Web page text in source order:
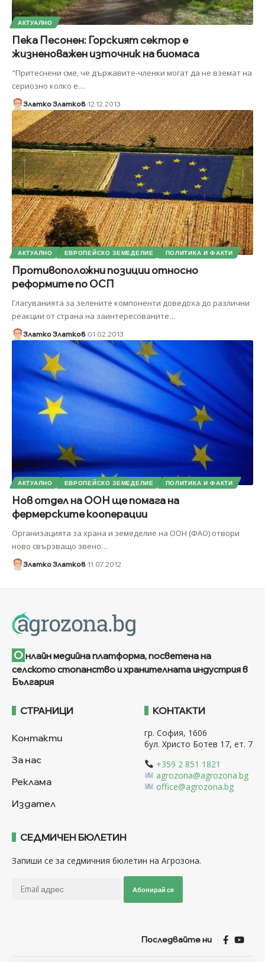
АКТУАЛНО
Пека Песонен: Горският сектор е
жизненоважен източник на биомаса
"Притеснени сме, че държавите-членки могат да не вземат на
сериозно колко е…
Златко Златков 12.12.2013
АКТУАЛНО ЕВРОПЕЙСКО ЗЕМЕДЕЛИЕ ПОЛИТИКА И ФАКТИ
Противоположни позиции относно
реформите по ОСП
Гласуванията за зелените компоненти доведоха до различни
реакции от страна на заинтересованите…
Златко Златков 01.02.2013
АКТУАЛНО ЕВРОПЕЙСКО ЗЕМЕДЕЛИЕ ПОЛИТИКА И ФАКТИ
Нов отдел на ООН ще помага на
фермерските кооперации
Организацията за храна и земеделие на ООН (ФАО) отвори
ново свързващо звено…
Златко Златков 11.07.2012
О нлайн медийна платформа, посветена на
селското стопанство и хранителната индустрия в
България
СТРАНИЦИ
Контакти
За нас
Реклама
Издател
КОНТАКТИ
гр. София, 1606
бул. Христо Ботев 17, ет. 7
+359 2 851 1821
agrozona@agrozona.bg
office@agrozona.bg
СЕДМИЧЕН БЮЛЕТИН
Запиши се за седмичния бюлетин на Агрозона.
Абонирай се
Последвайте ни